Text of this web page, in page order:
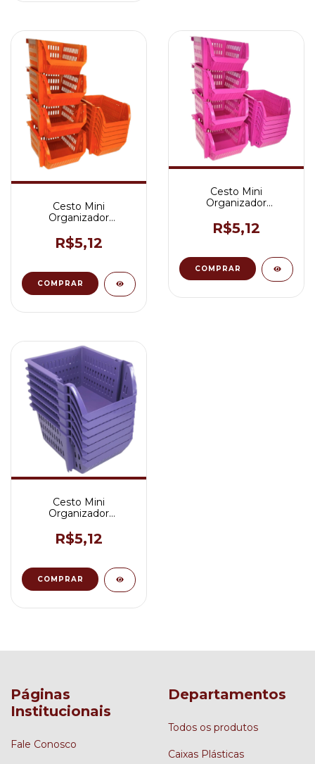
Cesto Mini
Organizador
R$5,12
Cesto Mini
Organizador
R$5,12
Cesto Mini
Organizador
R$5,12
Páginas
Institucionais
Fale Conosco
Departamentos
Todos os produtos
Caixas Plásticas